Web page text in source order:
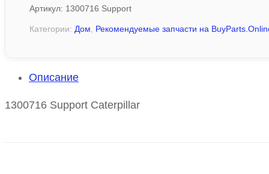
Артикул: 1300716 Support
Категории: Дом, Рекомендуемые запчасти на
Описание
1300716 Support Caterpillar